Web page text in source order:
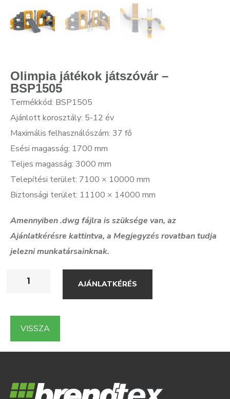
Olimpia játékok játszóvár –
BSP1505
Termékkód: BSP1505
Ajánlott korosztály: 5-12 év
Maximális felhasználószám: 37 fő
Esési magasság: 1700 mm
Teljes magasság: 3000 mm
Telepítési terület: 7100 × 10000 mm
Biztonsági terület: 11100 × 14000 mm
Amennyiben .dwg fájlra is szüksége van, az
Ajánlatkérésre kattintva, a Megjegyzés rovatban tudja
jelezni munkatársainknak.
AJÁNLATKÉRÉS
VISSZA